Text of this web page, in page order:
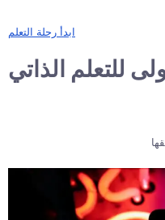
ابدأ رحلة التعلم
للتعلم الذاتي